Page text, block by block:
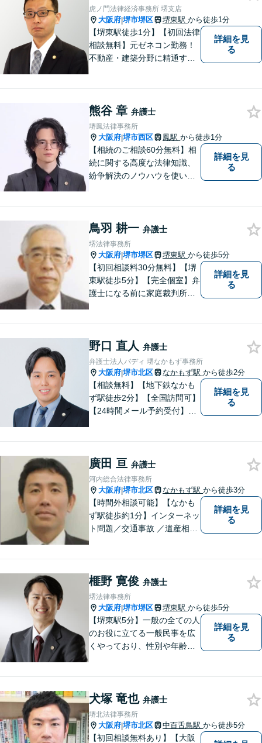
ありません）】【堺東徒歩７
分】【分割払い・法テラス利
用もご相談下さい】
虎ノ門法律経済事務所 堺支店
大阪府|堺市堺区 堺東駅 から徒歩1分
【堺東駅徒歩1分】【初回法律
相談無料】元ゼネコン勤務！
不動産・建築分野に精通する
す！全国の支店ネットワーク
を活かし、迅速な解決を目指
します。【夜間土日祝可】
詳細を見
る
熊谷 章 弁護士
堺鳳法律事務所
大阪府|堺市西区 鳳駅 から徒歩1分
【相続のご相談60分無料】相
続に関する高度な法律知識、
紛争解決のノウハウを使い、
確かつスピーディーに進め、
ご相談様にとって最適なご提
案ができるよう努めます。
詳細を見
る
鳥羽 耕一 弁護士
堺法律事務所
大阪府|堺市堺区 堺東駅 から徒歩5分
【初回相談料30分無料】【堺
東駅徒歩5分】【完全個室】弁
護士になる前に家庭裁判所で
ので、家庭裁判所の事件を中
心に丁寧に対応したいと思っ
ています。
詳細を見
る
野口 直人 弁護士
弁護士法人バディ 堺なかもず事務所
大阪府|堺市北区 なかもず駅 から徒歩2分
【相談無料】【地下鉄なかも
ず駅徒歩2分】【全国訪問可】
【24時間メール予約受付】
ます。
詳細を見
る
廣田 亘 弁護士
河内総合法律事務所
大阪府|堺市北区 なかもず駅 から徒歩3分
【時間外相談可能】【なかも
ず駅徒歩約1分】インターネッ
ト問題／交通事故 ／遺産相
かりとお応えいたします。 お
気軽にご相談ください。
詳細を見
る
榧野 寛俊 弁護士
堺法律事務所
大阪府|堺市堺区 堺東駅 から徒歩5分
【堺東駅5分】一般の全ての人
のお役に立てる一般民事を広
くやっており、性別や年齢を
摯に寄り添い、困難な問題に
も粘り強く対峙して、信頼を
積み重ねていきたいと考えて
います。
詳細を見
る
犬塚 竜也 弁護士
堺北法律事務所
大阪府|堺市北区 中百舌鳥駅 から徒歩5分
【初回相談無料あり】【大阪